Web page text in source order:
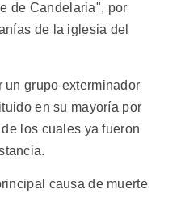
de Candelaria", por
de la iglesia del
un grupo exterminador
en su mayoría por
los cuales ya fueron
causa de muerte